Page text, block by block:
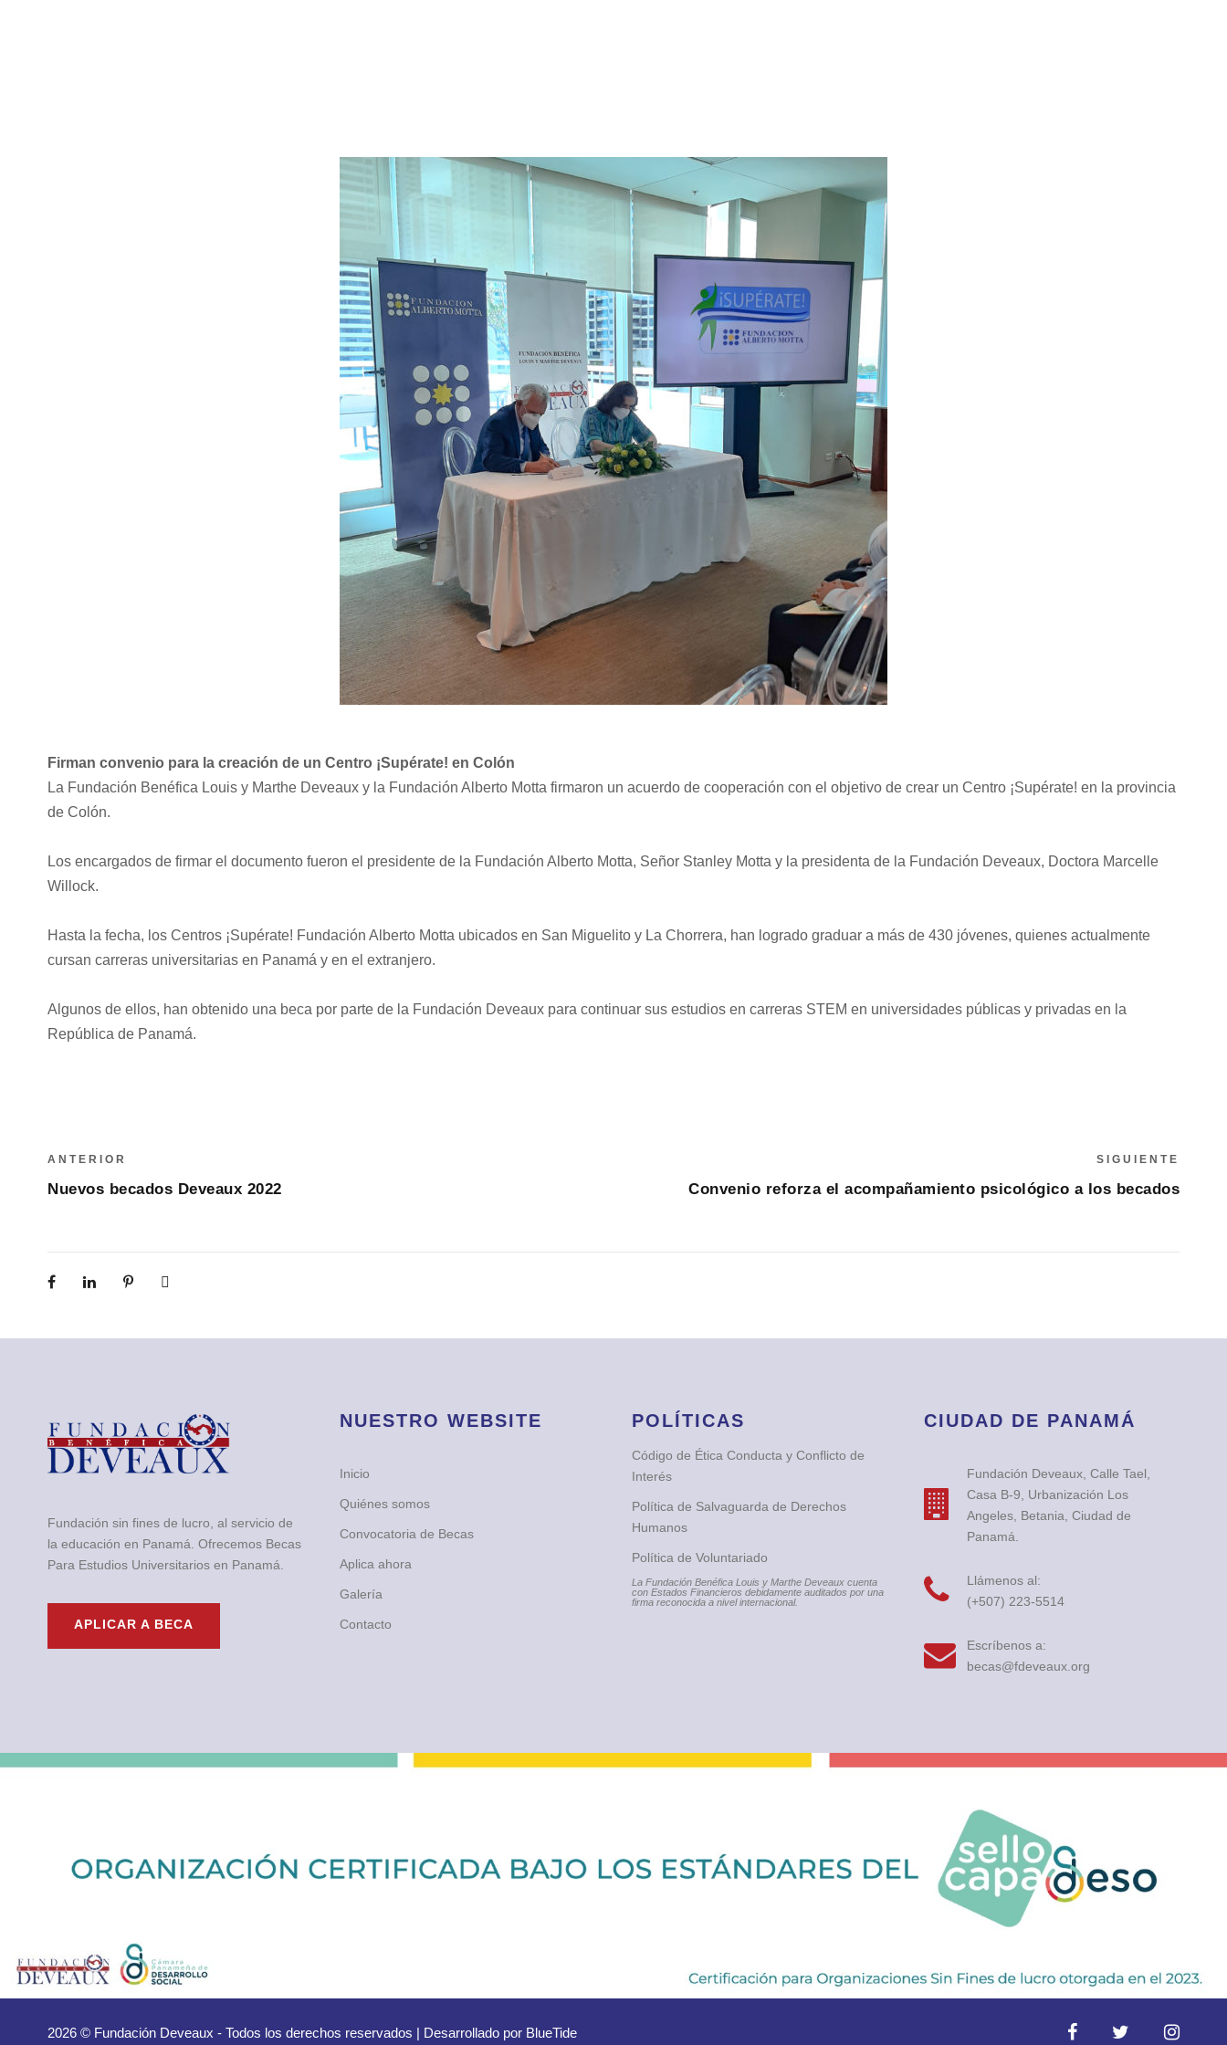
Firman convenio para la creación de un Centro ¡Supérate! en Colón
La Fundación Benéfica Louis y Marthe Deveaux y la Fundación Alberto Motta firmaron un acuerdo de cooperación con el objetivo de crear un Centro ¡Supérate! en la provincia
de Colón.
Los encargados de firmar el documento fueron el presidente de la Fundación Alberto Motta, Señor Stanley Motta y la presidenta de la Fundación Deveaux, Doctora Marcelle
Willock.
Hasta la fecha, los Centros ¡Supérate! Fundación Alberto Motta ubicados en San Miguelito y La Chorrera, han logrado graduar a más de 430 jóvenes, quienes actualmente
cursan carreras universitarias en Panamá y en el extranjero.
Algunos de ellos, han obtenido una beca por parte de la Fundación Deveaux para continuar sus estudios en carreras STEM en universidades públicas y privadas en la
República de Panamá.
ANTERIOR
Nuevos becados Deveaux 2022
SIGUIENTE
Convenio reforza el acompañamiento psicológico a los becados
Fundación sin fines de lucro, al servicio de
la educación en Panamá. Ofrecemos Becas
Para Estudios Universitarios en Panamá.
APLICAR A BECA
NUESTRO WEBSITE
Inicio
Quiénes somos
Convocatoria de Becas
Aplica ahora
Galería
Contacto
POLÍTICAS
Código de Ética Conducta y Conflicto de
Interés
Política de Salvaguarda de Derechos
Humanos
Política de Voluntariado
La Fundación Benéfica Louis y Marthe Deveaux cuenta
con Estados Financieros debidamente auditados por una
firma reconocida a nivel internacional.
CIUDAD DE PANAMÁ
Fundación Deveaux, Calle Tael,
Casa B-9, Urbanización Los
Angeles, Betania, Ciudad de
Panamá.
Llámenos al:
(+507) 223-5514
Escríbenos a:
becas@fdeveaux.org
2026 © Fundación Deveaux - Todos los derechos reservados | Desarrollado por BlueTide